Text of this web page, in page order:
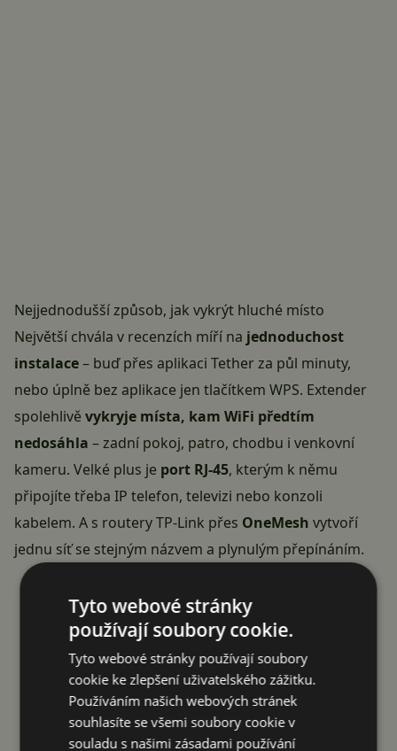
Nejjednodušší způsob, jak vykrýt hluché místo
Největší chvála v recenzích míří na jednoduchost
instalace– buď přes aplikaci Tether za půl minuty,
nebo úplně bez aplikace jen tlačítkem WPS. Extender
spolehlivěvykryje místa, kam WiFi předtím
nedosáhla – zadní pokoj, patro, chodbu i venkovní
kameru. Velké plus je port RJ-45, kterým k němu
připojíte třeba IP telefon, televizi nebo konzoli
kabelem. A s routery TP-Link přes OneMesh vytvoří
jednu síť se stejným názvem a plynulým přepínáním.
Tyto webové stránky
používají soubory cookie.
Tyto webové stránky používají soubory
cookie ke zlepšení uživatelského zážitku.
Používáním našich webových stránek
souhlasíte se všemi soubory cookie v
souladu s našimi zásadami používání